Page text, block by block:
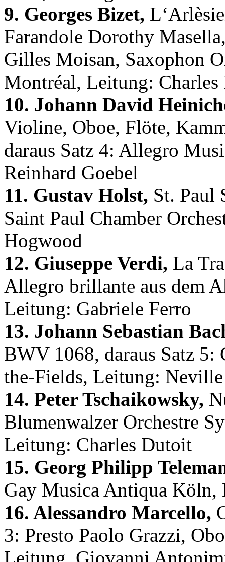
9. Georges Bizet,
Farandole Dorothy
Gilles Moisan, Saxophon
Montréal, Leitung:
10. Johann David
Violine, Oboe, Flöte,
daraus Satz 4: Allegro
Reinhard Goebel
11. Gustav Holst, St. Paul
Saint Paul Chamber
Hogwood
12. Giuseppe Verdi, La
Allegro brillante aus dem
Leitung: Gabriele Ferro
13. Johann Sebastian
BWV 1068, daraus Satz
the-Fields, Leitung:
14. Peter Tschaikowsky,
Blumenwalzer Orchestre
Leitung: Charles Dutoit
15. Georg Philipp
Gay Musica Antiqua Köln,
16. Alessandro Marcello,
3: Presto Paolo Grazzi,
Leitung. Giovanni